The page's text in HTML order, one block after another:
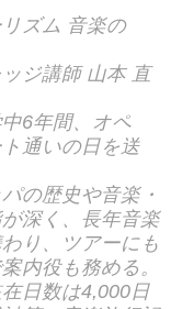
山本直幸講師同
ンゆかりのボン
滞在と２つの音
フィルの第九」
ーのピアノリサ
をしています。
申込ならクラブ
リズム 音楽の
ジ講師 山本 直
6年間、オペ
通いの日を送
の歴史や音楽・
深く、長年音楽
り、ツアーにも
内役も務める。
日数は4,000日